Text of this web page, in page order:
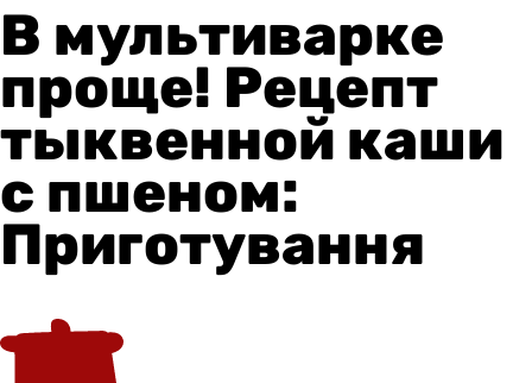
В мультиварке
проще! Рецепт
тыквенной каши
с пшеном:
Приготування